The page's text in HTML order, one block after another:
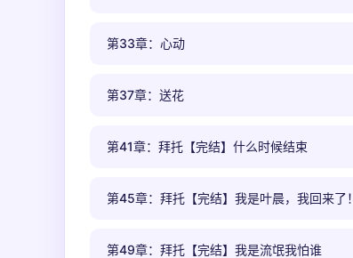
第33章：心动
第37章：送花
第41章：拜托【完结】什么时候结束
第45章：拜托【完结】我是叶晨，我回来了！
第49章：拜托【完结】我是流氓我怕谁